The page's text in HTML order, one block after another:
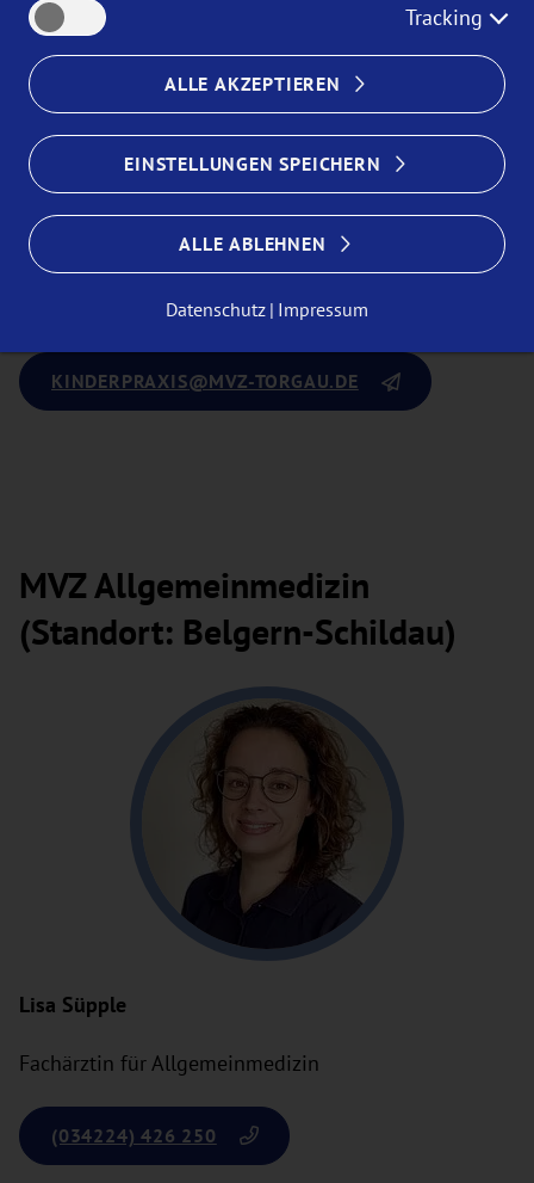
Nancy Sachs
Fachärztin für Kinder- und Jugendheilkunde
KINDERPRAXIS@MVZ-TORGAU.DE
MVZ Allgemeinmedizin
(Standort: Belgern-Schildau)
Lisa Süpple
Fachärztin für Allgemeinmedizin
(034224) 426 250
Tracking
ALLE AKZEPTIEREN
EINSTELLUNGEN SPEICHERN
ALLE ABLEHNEN
Datenschutz Impressum